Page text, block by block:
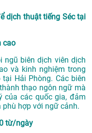
dịch thuật tiếng Séc tại
cao
ngũ biên dịch viên dịch
và kinh nghiệm trong
tại Hải Phòng. Các biên
thạo ngôn ngữ mà
của các quốc gia, đảm
hợp với ngữ cảnh.
từ/ngày